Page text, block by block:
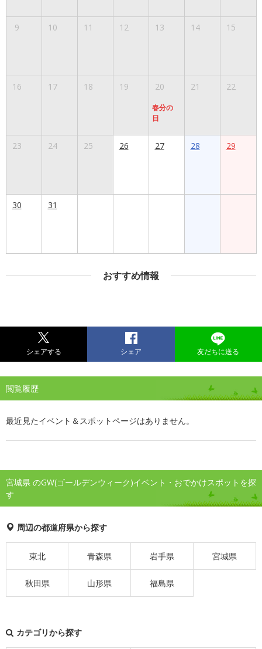
9 10 11 12 13 14 15
16 17 18 19 20
春分の
日
21 22
23 24 25 26 27 28 29
30 31
おすすめ情報
シェアする シェア 友だちに送る
閲覧履歴
最近見たイベント＆スポットページはありません。
宮城県 のGW(ゴールデンウィーク)イベント・おでかけスポットを探
す
周辺の都道府県から探す
東北 青森県 岩手県 宮城県
秋田県 山形県 福島県
カテゴリから探す